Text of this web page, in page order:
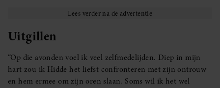
Uitgillen
“Op die avonden voel ik veel zelfmedelijden. Diep in mijn
hart zou ik Hidde het liefst confronteren met zijn ontrouw
en hem ermee om zijn oren slaan. Soms wil ik het wel